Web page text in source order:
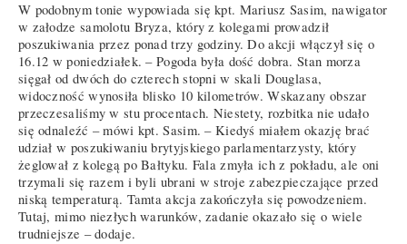
W podobnym tonie wypowiada się kpt. Mariusz Sasim, nawigator
w załodze samolotu Bryza, który z kolegami prowadził
poszukiwania przez ponad trzy godziny. Do akcji włączył się o
16.12 w poniedziałek. – Pogoda była dość dobra. Stan morza
sięgał od dwóch do czterech stopni w skali Douglasa,
widoczność wynosiła blisko 10 kilometrów. Wskazany obszar
przeczesaliśmy w stu procentach. Niestety, rozbitka nie udało
się odnaleźć – mówi kpt. Sasim. – Kiedyś miałem okazję brać
udział w poszukiwaniu brytyjskiego parlamentarzysty, który
żeglował z kolegą po Bałtyku. Fala zmyła ich z pokładu, ale oni
trzymali się razem i byli ubrani w stroje zabezpieczające przed
niską temperaturą. Tamta akcja zakończyła się powodzeniem.
Tutaj, mimo niezłych warunków, zadanie okazało się o wiele
trudniejsze – dodaje.